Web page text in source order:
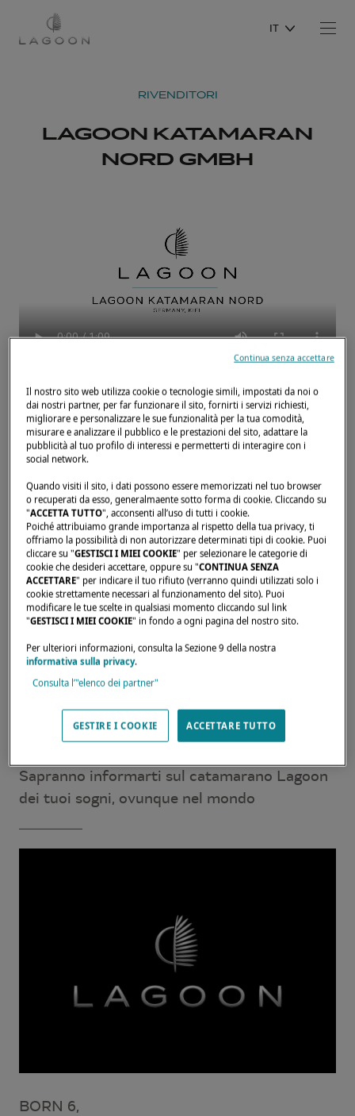
IT
RIVENDITORI
LAGOON KATAMARAN
NORD GMBH
Home page Rivenditori LAGOON KATAMARAN NORD GMBH
I nostri rivenditori sono disponibili per
Sapranno informarti sul catamarano Lagoon
dei tuoi sogni, ovunque nel mondo
BORN 6,
Il nostro sito web utilizza cookie o tecnologie simili, impostati da noi o
dai nostri partner, per far funzionare il sito, fornirti i servizi richiesti,
migliorare e personalizzare le sue funzionalità per la tua comodità,
misurare e analizzare il pubblico e le prestazioni del sito, adattare la
pubblicità al tuo profilo di interessi e permetterti di interagire con i
social network.
Quando visiti il sito, i dati possono essere memorizzati nel tuo browser
o recuperati da esso, generalmaente sotto forma di cookie. Cliccando su
"ACCETTA TUTTO", acconsenti all’uso di tutti i cookie.
Poiché attribuiamo grande importanza al rispetto della tua privacy, ti
offriamo la possibilità di non autorizzare determinati tipi di cookie. Puoi
cliccare su "GESTISCI I MIEI COOKIE" per selezionare le categorie di
cookie che desideri accettare, oppure su "CONTINUA SENZA
ACCETTARE" per indicare il tuo rifiuto (verranno quindi utilizzati solo i
cookie strettamente necessari al funzionamento del sito). Puoi
modificare le tue scelte in qualsiasi momento cliccando sul link
"GESTISCI I MIEI COOKIE" in fondo a ogni pagina del nostro sito.
Per ulteriori informazioni, consulta la Sezione 9 della nostra
informativa sulla privacy.
Consulta l’"elenco dei partner"
GESTIRE I COOKIE ACCETTARE TUTTO
Continua senza accettare